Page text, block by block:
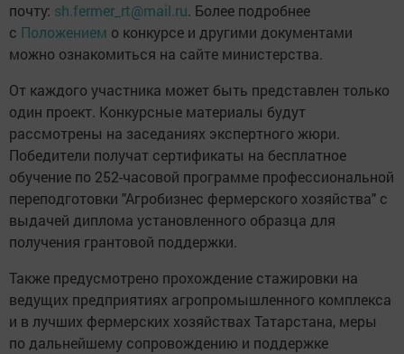
почту: sh.fermer_rt@mail.ru. Более подробнее
с Положением о конкурсе и другими документами
можно ознакомиться на сайте министерства.
От каждого участника может быть представлен только
один проект. Конкурсные материалы будут
рассмотрены на заседаниях экспертного жюри.
Победители получат сертификаты на бесплатное
обучение по 252-часовой программе профессиональной
переподготовки "Агробизнес фермерского хозяйства" с
выдачей диплома установленного образца для
получения грантовой поддержки.
Также предусмотрено прохождение стажировки на
ведущих предприятиях агропромышленного комплекса
и в лучших фермерских хозяйствах Татарстана, меры
по дальнейшему сопровождению и поддержке